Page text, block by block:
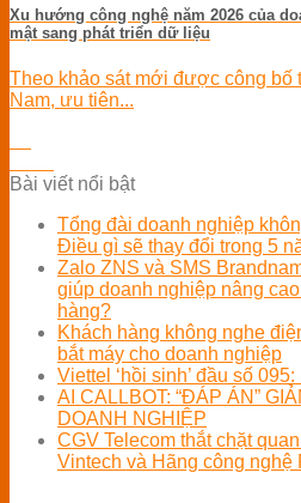
Xu hướng công nghệ năm 2026 của
mật sang phát triển dữ liệu
Theo khảo sát mới được công bố
Nam, ưu tiên...
Bài viết nổi bật
Tổng đài doanh nghiệp
Điều gì sẽ thay đổi trong 5
Zalo ZNS và SMS
giúp doanh nghiệp nâng
hàng?
Khách hàng không nghe
bắt máy cho doanh nghiệp
Viettel ‘hồi sinh’ đầu số
AI CALLBOT: “ĐÁP ÁN”
DOANH NGHIỆP
CGV Telecom thắt chặt
Vintech và Hãng công nghệ